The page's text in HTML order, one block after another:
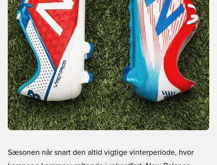
Sæsonen når snart den altid vigtige vinterperiode, hvor